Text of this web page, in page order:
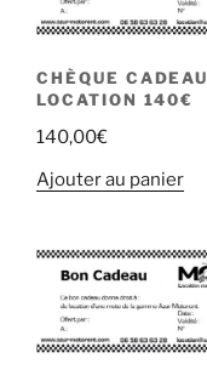
CHÈQUE CADEAU
LOCATION 140€
140,00€
Ajouter au panier